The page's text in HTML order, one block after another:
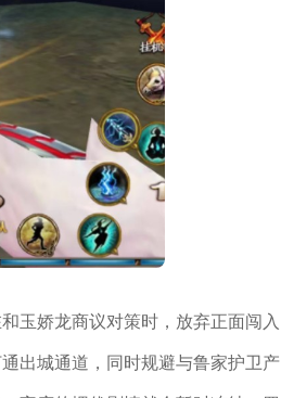
玉娇龙商议对策时，放弃正面闯入
出城通道，同时规避与鲁家护卫产